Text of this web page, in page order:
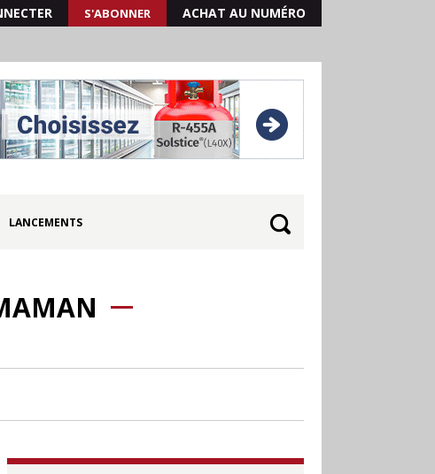
S'ABONNER ACHAT AU NUMÉRO
LANCEMENTS